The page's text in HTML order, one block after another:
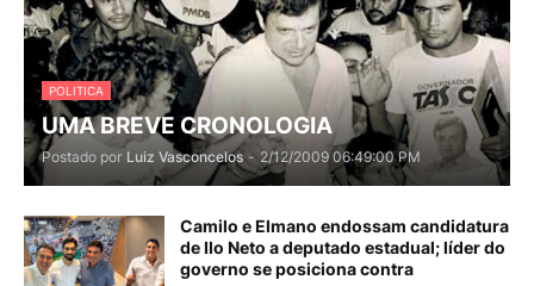
POLITICA
UMA BREVE CRONOLOGIA
Postado por Luiz Vasconcelos - 2/12/2009 06:49:00 PM
Camilo e Elmano endossam candidatura
de Ilo Neto a deputado estadual; líder do
governo se posiciona contra